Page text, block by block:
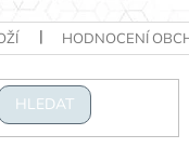
HODNOCENÍ
HLEDAT